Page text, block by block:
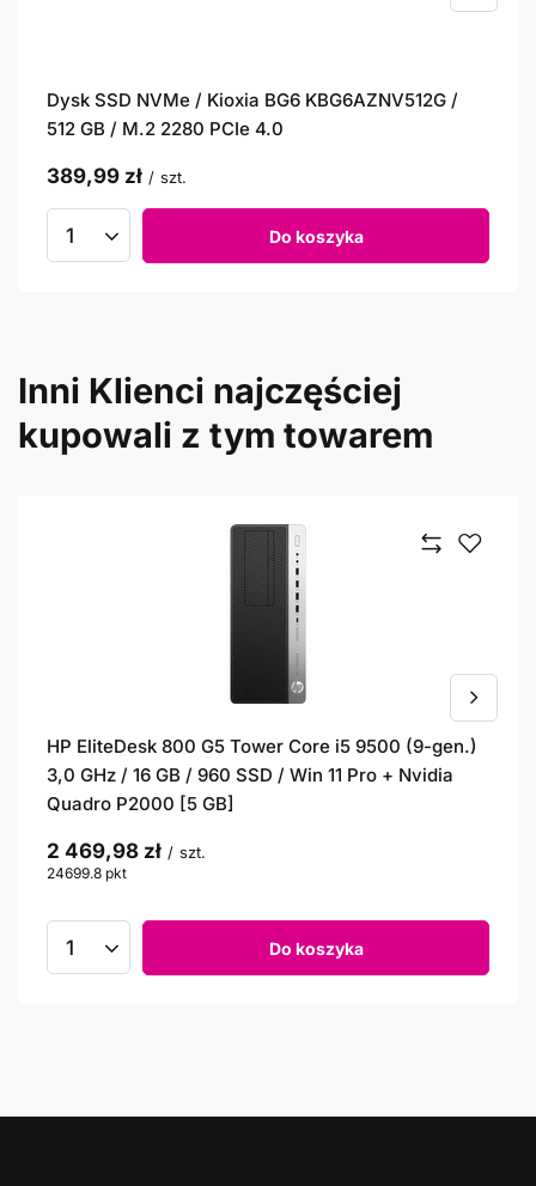
Dysk SSD NVMe / Kioxia BG6 KBG6AZNV512G /
512 GB / M.2 2280 PCIe 4.0
389,99 zł / szt.
Do koszyka
Inni Klienci najczęściej
kupowali z tym towarem
HP EliteDesk 800 G5 Tower Core i5 9500 (9-gen.)
3,0 GHz / 16 GB / 960 SSD / Win 11 Pro + Nvidia
Quadro P2000 [5 GB]
2 469,98 zł / szt.
24699.8 pkt
Do koszyka